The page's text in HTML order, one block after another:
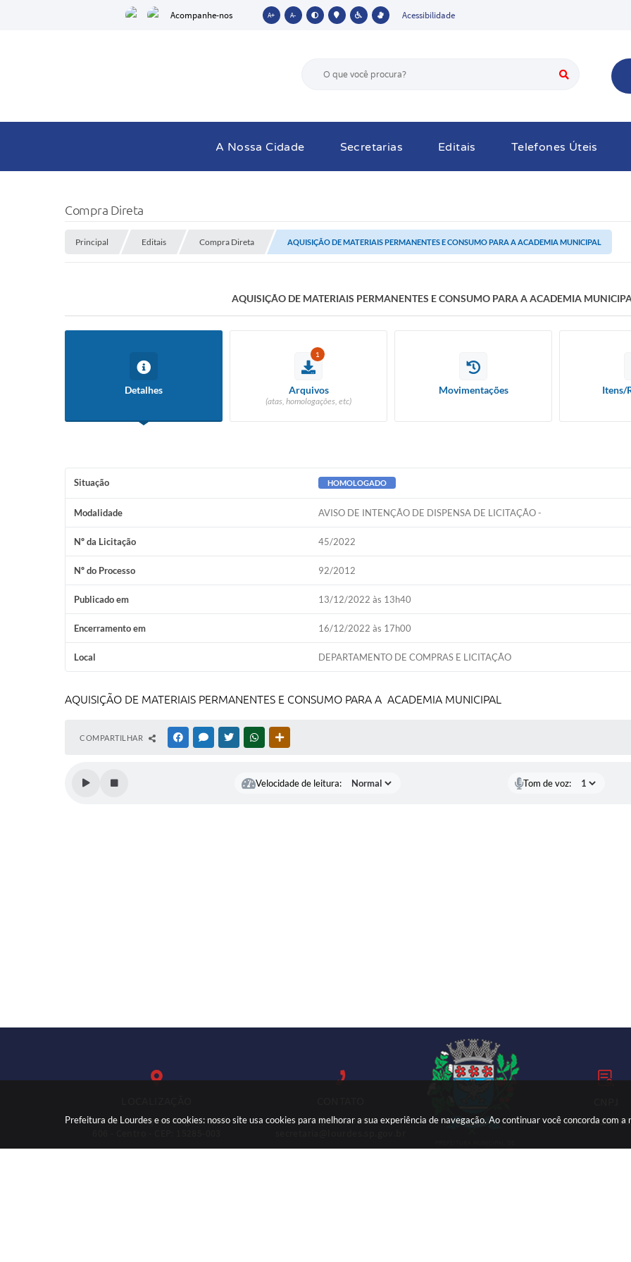
Prefeitura de Lourdes e os cookies: nosso site usa cookies para melhorar a sua experiência de navegação. Ao continuar você concorda com a
Acompanhe-nos A+ A- Acessibilidade
A Nossa Cidade Secretarias Editais Telefones Úteis
Compra Direta
Principal Editais Compra Direta AQUISIÇÃO DE MATERIAIS PERMANENTES E CONSUMO PARA A ACADEMIA MUNICIPAL
AQUISIÇÃO DE MATERIAIS PERMANENTES E CONSUMO PARA A ACADEMIA
Detalhes
1
Arquivos
(atas, homologações, etc)
Movimentações Itens/
Situação HOMOLOGADO
Modalidade AVISO DE INTENÇÃO DE DISPENSA DE LICITAÇÃO -
Nº da Licitação 45/2022
Nº do Processo 92/2012
Publicado em 13/12/2022 às 13h40
Encerramento em 16/12/2022 às 17h00
Local DEPARTAMENTO DE COMPRAS E LICITAÇÃO
AQUISIÇÃO DE MATERIAIS PERMANENTES E CONSUMO PARA A ACADEMIA MUNICIPAL
COMPARTILHAR FACEBOOKMESSENGER
TWITTERWHATSAPP
Velocidade de leitura: Tom de voz:
Rua: José Marques Nogueira, nº
(18) 3699-9000
59.767.921/